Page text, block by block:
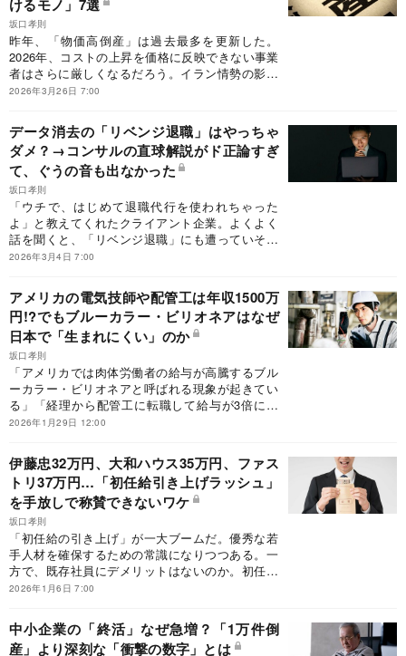
けるモノ」7選
坂口孝則
昨年、「物価高倒産」は過去最多を更新した。
2026年、コストの上昇を価格に反映できない事業
者はさらに厳しくなるだろう。イラン情勢の影響
で日本企業が直接的に影響を受けている対象（製
達研究所 坂口孝則）
2026年3月26日 7:00
データ消去の「リベンジ退職」はやっちゃ
ダメ？→コンサルの直球解説がド正論すぎ
て、ぐうの音も出なかった
坂口孝則
「ウチで、はじめて退職代行を使われちゃった
よ」と教えてくれたクライアント企業。よくよく
話を聞くと、「リベンジ退職」にも遭っていそう
だ。なぜリベンジ退職は増え、注目されるのだろ
とは――。
2026年3月4日 7:00
アメリカの電気技師や配管工は年収1500万
円!?でもブルーカラー・ビリオネアはなぜ
日本で「生まれにくい」のか
坂口孝則
「アメリカでは肉体労働者の給与が高騰するブル
ーカラー・ビリオネアと呼ばれる現象が起きてい
る」「経理から配管工に転職して給与が3倍にな
ったケースも」といった報道を見た。なぜだろう
る人も多いだろう。しかし、米国と日本では決定
的な違いがあると考える。その理由とは？
2026年1月29日 12:00
伊藤忠32万円、大和ハウス35万円、ファス
トリ37万円…「初任給引き上げラッシュ」
を手放しで称賛できないワケ
坂口孝則
「初任給の引き上げ」が一大ブームだ。優秀な若
手人材を確保するための常識になりつつある。一
方で、既存社員にデメリットはないのか。初任給
を引き上げる「功罪」を考える。
2026年1月6日 7:00
中小企業の「終活」なぜ急増？「1万件倒
産」より深刻な「衝撃の数字」とは